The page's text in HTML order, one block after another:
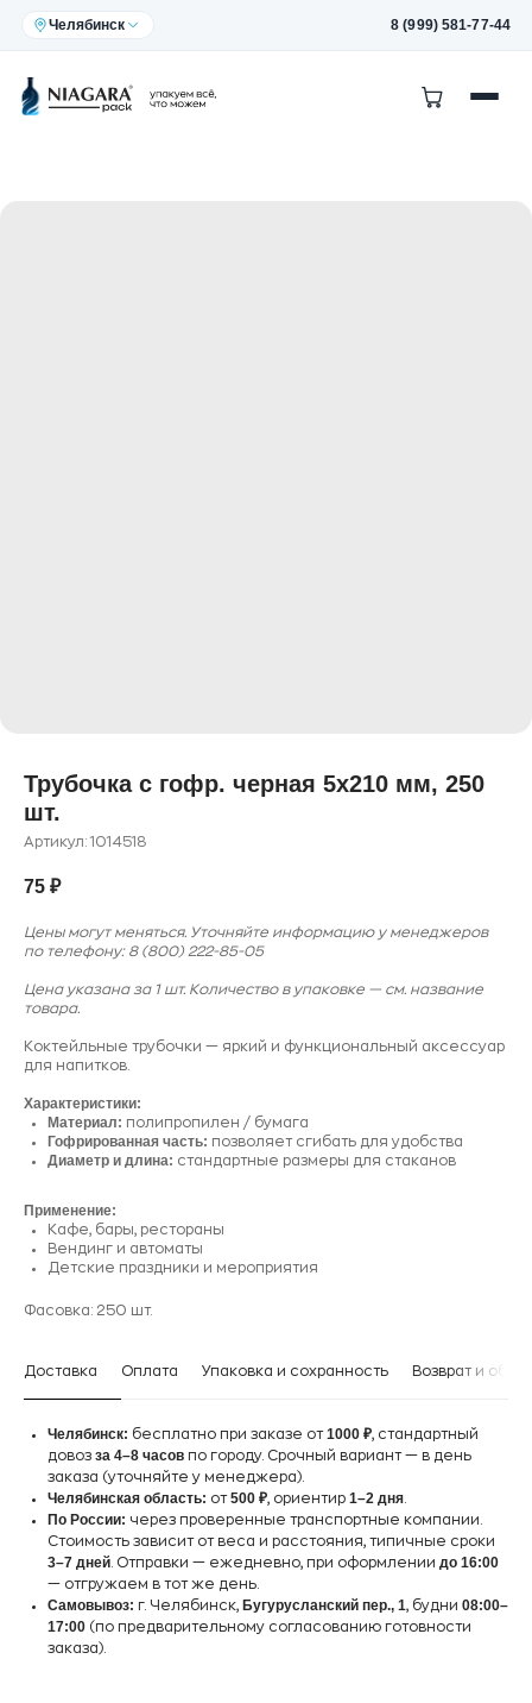
Челябинск 8 (999) 581-77-44
Трубочка с гофр. черная 5х210 мм, 250
шт.
Артикул:1014518
75 ₽
Цены могут меняться. Уточняйте информацию у менеджеров
по телефону: 8 (800) 222-85-05
Цена указана за 1 шт. Количество в упаковке — см. название
товара.
Коктейльные трубочки — яркий и функциональный аксессуар
для напитков.
Характеристики:
Материал: полипропилен / бумага
Гофрированная часть: позволяет сгибать для удобства
Диаметр и длина: стандартные размеры для стаканов
Применение:
Кафе, бары, рестораны
Вендинг и автоматы
Детские праздники и мероприятия
Фасовка: 250 шт.
Доставка Оплата Упаковка и сохранность Возврат и
Челябинск: бесплатно при заказе от1000 ₽, стандартный
довоз за 4–8 часов по городу. Срочный вариант — в день
заказа (уточняйте у менеджера).
Челябинская область: от500 ₽, ориентир 1–2 дня
По России: через проверенные транспортные компании.
Стоимость зависит от веса и расстояния, типичные сроки
3–7 дней . Отправки — ежедневно, при оформлении до 16:00
— отгружаем в тот же день.
Самовывоз: г. Челябинск, Бугурусланский пер., 1, будни 08:00–
17:00 (по предварительному согласованию готовности
заказа).